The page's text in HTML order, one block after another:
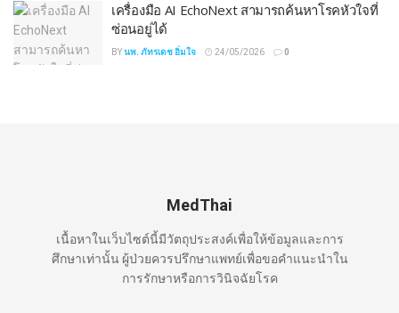
เครื่องมือ AI EchoNext สามารถค้นหาโรคหัวใจที่
ซ่อนอยู่ได้
BYนพ. ภัทรเดช อิ่มใจ 24/05/2026 0
MedThai
เนื้อหาในเว็บไซต์นี้มีวัตถุประสงค์เพื่อให้ข้อมูลและการ
ศึกษาเท่านั้น ผู้ป่วยควรปรึกษาแพทย์เพื่อขอคำแนะนำใน
การรักษาหรือการวินิจฉัยโรค